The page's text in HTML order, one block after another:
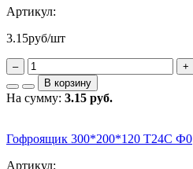
Артикул:
3.15руб/шт
–
+
В корзину
На сумму: 3.15 руб.
Гофроящик 300*200*120 Т24С Ф0
Артикул: